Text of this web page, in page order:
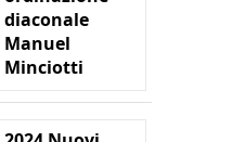
diaconale
Manuel
Minciotti